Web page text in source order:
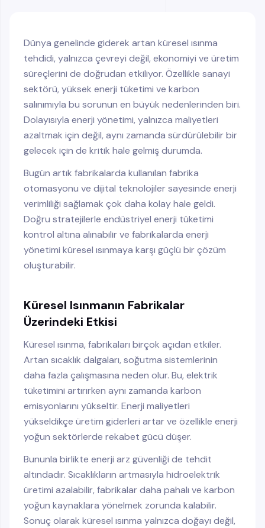
Dünya genelinde giderek artan küresel ısınma
tehdidi, yalnızca çevreyi değil, ekonomiyi ve üretim
süreçlerini de doğrudan etkiliyor. Özellikle sanayi
sektörü, yüksek enerji tüketimi ve karbon
salınımıyla bu sorunun en büyük nedenlerinden biri.
Dolayısıyla enerji yönetimi, yalnızca maliyetleri
azaltmak için değil, aynı zamanda sürdürülebilir bir
gelecek için de kritik hale gelmiş durumda.
Bugün artık fabrikalarda kullanılan fabrika
otomasyonu ve dijital teknolojiler sayesinde enerji
verimliliği sağlamak çok daha kolay hale geldi.
Doğru stratejilerle endüstriyel enerji tüketimi
kontrol altına alınabilir ve fabrikalarda enerji
yönetimi küresel ısınmaya karşı güçlü bir çözüm
oluşturabilir.
Küresel Isınmanın Fabrikalar
Üzerindeki Etkisi
Küresel ısınma, fabrikaları birçok açıdan etkiler.
Artan sıcaklık dalgaları, soğutma sistemlerinin
daha fazla çalışmasına neden olur. Bu, elektrik
tüketimini artırırken aynı zamanda karbon
emisyonlarını yükseltir. Enerji maliyetleri
yükseldikçe üretim giderleri artar ve özellikle enerji
yoğun sektörlerde rekabet gücü düşer.
Bununla birlikte enerji arz güvenliği de tehdit
altındadır. Sıcaklıkların artmasıyla hidroelektrik
üretimi azalabilir, fabrikalar daha pahalı ve karbon
yoğun kaynaklara yönelmek zorunda kalabilir.
Sonuç olarak küresel ısınma yalnızca doğayı değil,